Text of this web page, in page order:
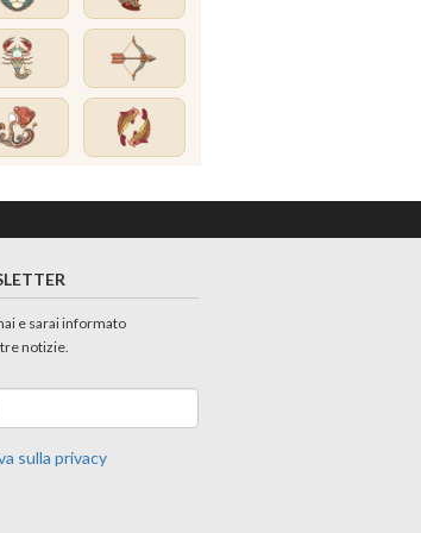
e sarai informato
notizie.
sulla privacy